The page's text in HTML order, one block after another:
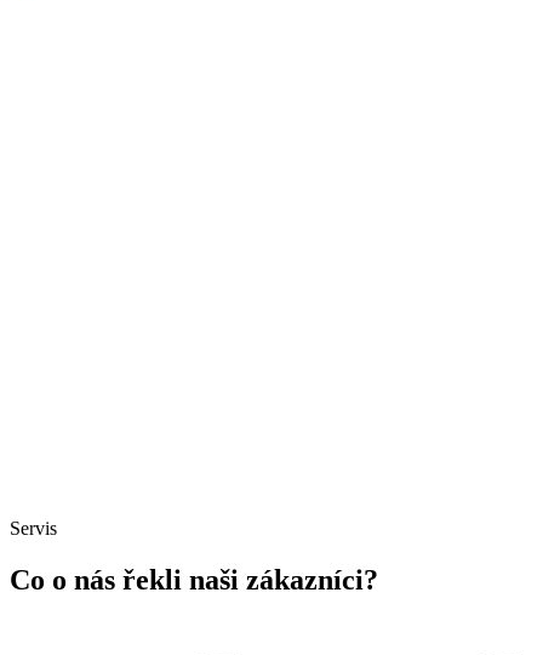
Servis
Co o nás řekli naši zákazníci?